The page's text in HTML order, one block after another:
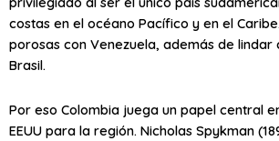
costas en el océano Pacífico y en el
porosas con Venezuela, además de lindar
Brasil.
Por eso Colombia juega un papel central
EEUU para la región. Nicholas Spykman